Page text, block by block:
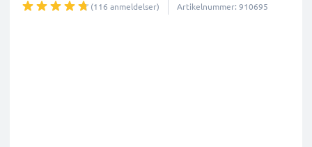
(116 anmeldelser) Artikelnummer: 910695